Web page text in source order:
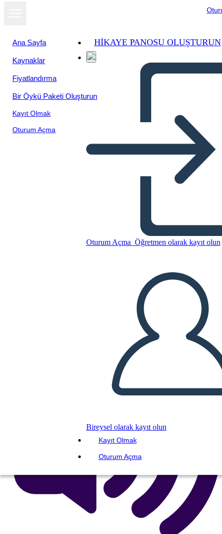
Ana Sayfa
Kaynaklar
Fiyatlandırma
Bir Öykü Paketi Oluşturun
Kayıt Olmak
Oturum Açma
HIKAYE PANOSU OLUŞTURUN
Oturum Açma Öğretmen olarak kayıt olun
Bireysel olarak kayıt olun
Kayıt Olmak
Oturum Açma
Nativos Americanos del
Suroeste
Bu Öykü Panosunu kopyala
BİR HİKAYE PANOSU OLUŞTUR
SLAYT GÖSTERİSİNİ OYNAT
BENİ OKU